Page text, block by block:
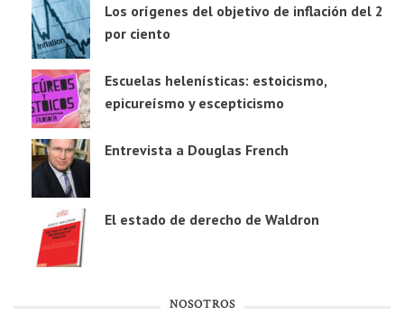
Los orígenes del objetivo de inflación del 2
por ciento
Escuelas helenísticas: estoicismo,
epicureísmo y escepticismo
Entrevista a Douglas French
El estado de derecho de Waldron
NOSOTROS